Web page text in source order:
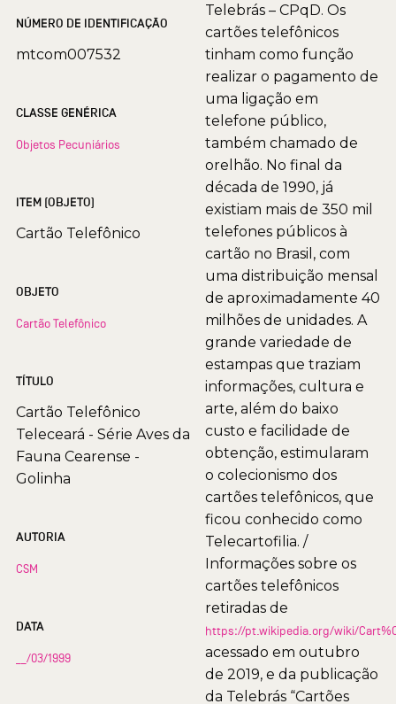
NÚMERO DE IDENTIFICAÇÃO
mtcom007532
CLASSE GENÉRICA
Objetos Pecuniários
ITEM (OBJETO)
Cartão Telefônico
OBJETO
Cartão Telefônico
TÍTULO
Cartão Telefônico
Teleceará - Série Aves da
Fauna Cearense -
Golinha
AUTORIA
CSM
DATA
__/03/1999
Telebrás – CPqD. Os
cartões telefônicos
tinham como função
realizar o pagamento de
uma ligação em
telefone público,
também chamado de
orelhão. No final da
década de 1990, já
existiam mais de 350 mil
telefones públicos à
cartão no Brasil, com
uma distribuição mensal
de aproximadamente 40
milhões de unidades. A
grande variedade de
estampas que traziam
informações, cultura e
arte, além do baixo
custo e facilidade de
obtenção, estimularam
o colecionismo dos
cartões telefônicos, que
ficou conhecido como
Telecartofilia. /
Informações sobre os
cartões telefônicos
retiradas de
https://pt.wikipedia.org/wiki/
acessado em outubro
de 2019, e da publicação
da Telebrás “Cartões